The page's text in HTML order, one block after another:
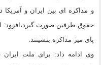
و مذاکره ای بین ایران و
حقوق طرفین صورت گیرد،‌افزود:
پای میز مذاکره بنشینند.
وی ادامه داد: برای ملت